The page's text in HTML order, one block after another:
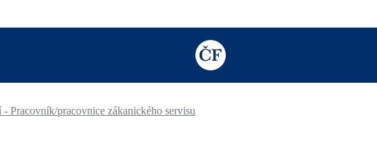
TODO: Add description for reader
Pracovník/pracovnice zákanického servisu